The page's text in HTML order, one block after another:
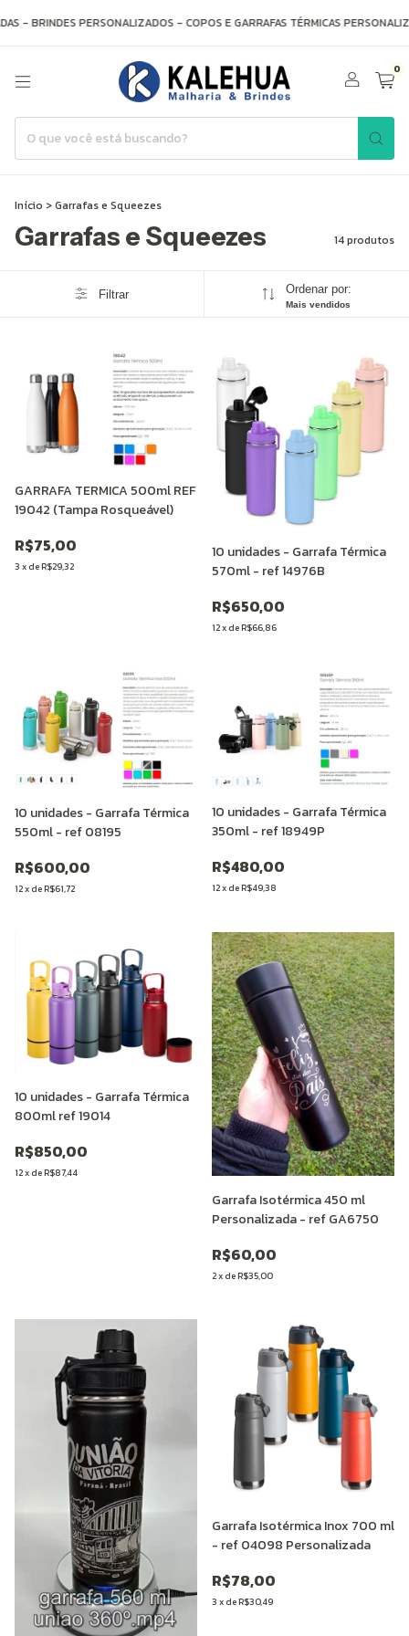
- BRINDES PERSONALIZADOS - COPOS E GARRAFAS TÉRMICAS
0
Início >Garrafas e Squeezes
Garrafas e Squeezes 14 produtos
Filtrar Ordenar por:
Mais vendidos
GARRAFA TERMICA 500ml REF
19042 (Tampa Rosqueável)
R$75,00
3 x deR$29,32
10 unidades - Garrafa Térmica
570ml - ref 14976B
R$650,00
12x deR$66,86
10 unidades - Garrafa Térmica
550ml - ref 08195
R$600,00
12x deR$61,72
10 unidades - Garrafa Térmica
350ml - ref 18949P
R$480,00
12x deR$49,38
10 unidades - Garrafa Térmica
800ml ref 19014
R$850,00
12x deR$87,44
Garrafa Isotérmica 450 ml
Personalizada - ref GA6750
R$60,00
2x deR$35,00
Garrafa Isotérmica Inox 700 ml
- ref 04098 Personalizada
R$78,00
3 x deR$30,49